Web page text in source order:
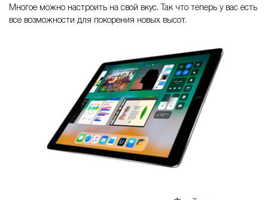
Многое можно настроить на свой вкус. Так что теперь у вас есть
все возможности для покорения новых высот.